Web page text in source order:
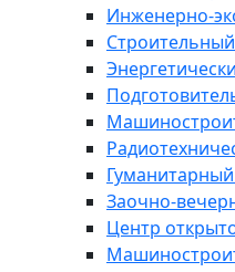
Инженерно-
Заочно-
Центр